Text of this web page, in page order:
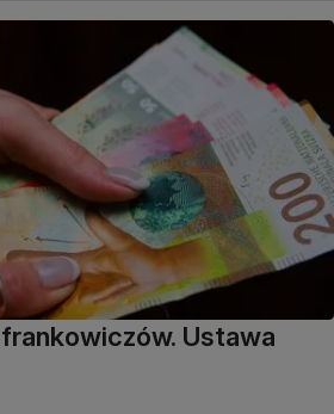
Ustawa